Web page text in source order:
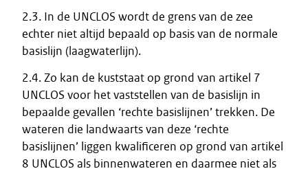
2.3. In de UNCLOS wordt de grens van de zee
echter niet altijd bepaald op basis van de normale
basislijn (laagwaterlijn).
2.4. Zo kan de kuststaat op grond van artikel 7
UNCLOS voor het vaststellen van de basislijn in
bepaalde gevallen ‘rechte basislijnen’ trekken. De
wateren die landwaarts van deze ‘rechte
basislijnen’ liggen kwalificeren op grond van artikel
8 UNCLOS als binnenwateren en daarmee niet als